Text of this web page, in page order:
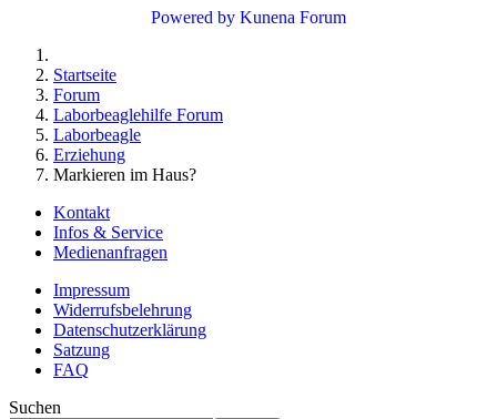
Powered by Kunena Forum
Startseite
Forum
Laborbeaglehilfe Forum
Laborbeagle
Erziehung
Markieren im Haus?
Kontakt
Infos & Service
Medienanfragen
Impressum
Widerrufsbelehrung
Datenschutzerklärung
Satzung
FAQ
Suchen